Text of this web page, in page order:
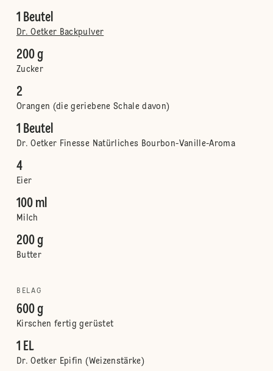
1 Beutel
Dr. Oetker Backpulver
200 g
Zucker
2
Orangen (die geriebene Schale davon)
1 Beutel
Dr. Oetker Finesse Natürliches Bourbon-Vanille-Aroma
4
Eier
100 ml
Milch
200 g
Butter
BELAG
600 g
Kirschen fertig gerüstet
1 EL
Dr. Oetker Epifin (Weizenstärke)